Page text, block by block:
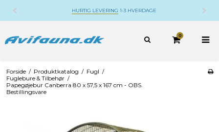
HURTIG LEVERING 1-3 HVERDAGE
0
Forside / Produktkatalog / Fugl /
Fuglebure & Tilbehør /
Papegøjebur Canberra 80 x 57,5 x 167 cm - OBS.
Bestillingsvare